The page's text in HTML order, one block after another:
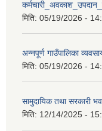
मिति: 05/19/2026 -
अन्नपूर्ण गाउँपालिका
मिति: 05/19/2026 -
सामुदायिक तथा सरकारी
मिति: 12/14/2025 -